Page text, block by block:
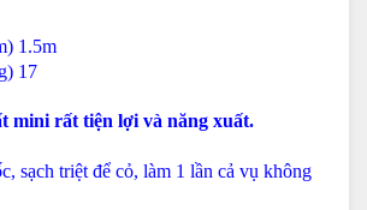
1.5m
17
mini rất tiện lợi và năng xuất.
sạch triệt để cỏ, làm 1 lần cả vụ không